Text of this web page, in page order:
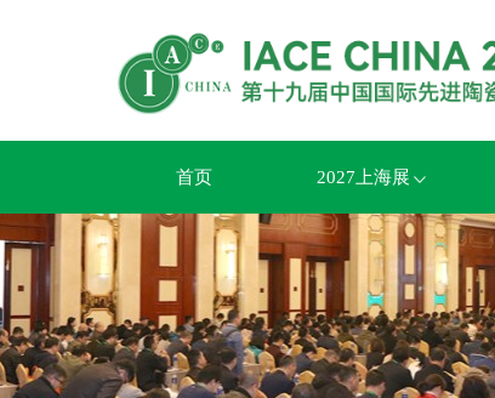
首页 2027上海展